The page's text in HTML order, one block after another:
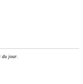
du jour.